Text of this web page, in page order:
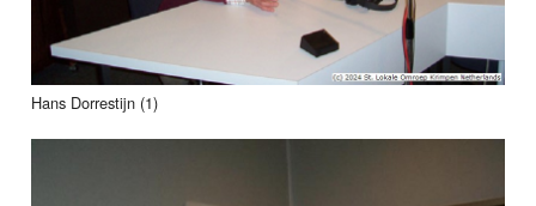
Hans Dorrestijn (1)